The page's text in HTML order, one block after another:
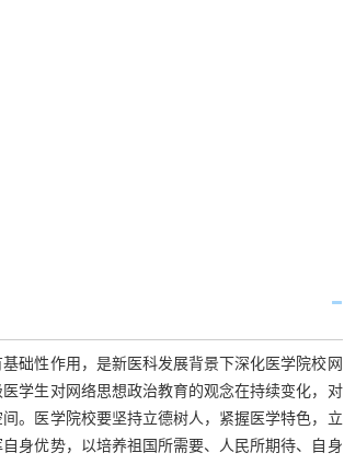
础性作用，是新医科发展背景下深化医学院校网
学生对网络思想政治教育的观念在持续变化，对
。医学院校要坚持立德树人，紧握医学特色，立
身优势，以培养祖国所需要、人民所期待、自身